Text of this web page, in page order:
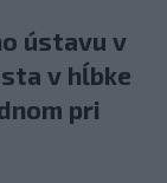
ústavu v
v hĺbke
pri